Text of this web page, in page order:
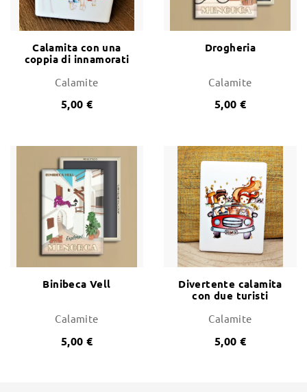
Calamita con una
coppia di innamorati
Calamite
5,00 €
Drogheria
Calamite
5,00 €
Binibeca Vell
Calamite
5,00 €
Divertente calamita
con due turisti
Calamite
5,00 €